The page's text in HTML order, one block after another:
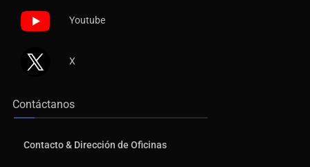
Youtube
X
Contáctanos
Contacto & Dirección de Oficinas